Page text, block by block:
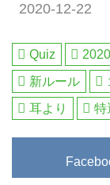
2020-12-22
Quiz 2020
新ルール
耳より
特